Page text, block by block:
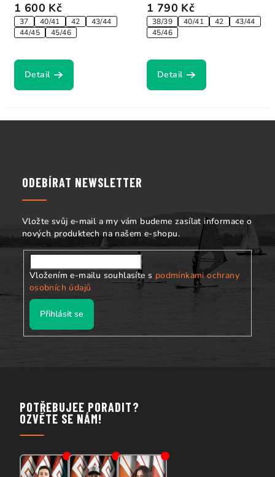
1 600 Kč
37 40/41 42
43/44
44/45
45/46
Detail
1 790 Kč
38/39 40/41 42
43/44
45/46
Detail
ODEBÍRAT NEWSLETTER
Vložte svůj e-mail a my vám budeme zasílat informace o
nových produktech na našem e-shopu.
Vložením e-mailu souhlasíte s podmínkami ochrany
osobních údajů
Přihlásit se
POTŘEBUJEE PORADIT?
OZVĚTE SE NÁM!